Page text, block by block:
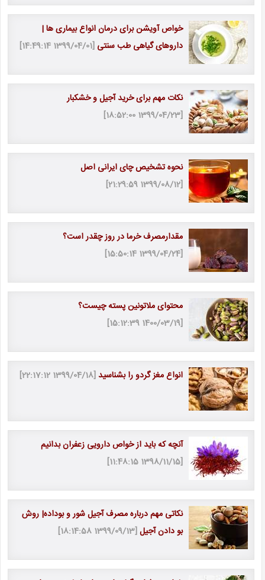
خواص آویشن برای درمان انواع بیماری ها |
داروهای گیاهی طب سنتی [1399/04/01 14:49:14]
نکات مهم برای خرید آجیل و خشکبار
[1399/04/23 18:52:00]
نحوه تشخیص چای ایرانی اصل
[1399/08/12 21:29:59]
مقدارمصرف خرما در روز چقدر است؟
[1399/04/24 15:50:14]
محتوای ملاتونین پسته چیست؟
[1400/03/19 15:12:39]
انواع مغز گردو را بشناسید[1399/04/18 22:17:12]
آنچه که باید از خواص دارویی زعفران بدانیم
[1398/11/15 11:48:15]
نکاتی مهم درباره مصرف آجیل شور و بوداده| روش
بو دادن آجیل[1399/09/13 18:14:58]